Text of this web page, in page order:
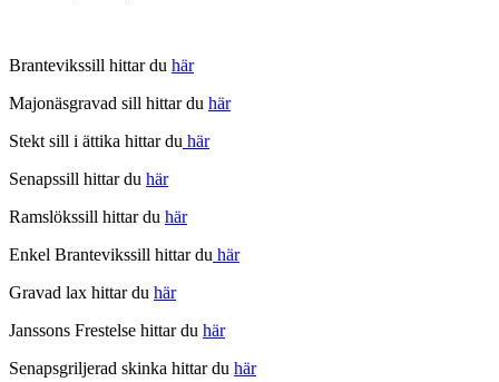
Brantevikssill hittar du här
Majonäsgravad sill hittar du här
Stekt sill i ättika hittar du här
Senapssill hittar du här
Ramslökssill hittar du här
Enkel Brantevikssill hittar du här
Gravad lax hittar du här
Janssons Frestelse hittar du här
Senapsgriljerad skinka hittar du här